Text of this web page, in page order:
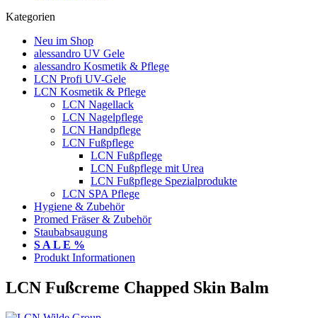
Kategorien
Neu im Shop
alessandro UV Gele
alessandro Kosmetik & Pflege
LCN Profi UV-Gele
LCN Kosmetik & Pflege
LCN Nagellack
LCN Nagelpflege
LCN Handpflege
LCN Fußpflege
LCN Fußpflege
LCN Fußpflege mit Urea
LCN Fußpflege Spezialprodukte
LCN SPA Pflege
Hygiene & Zubehör
Promed Fräser & Zubehör
Staubabsaugung
S A L E %
Produkt Informationen
LCN Fußcreme Chapped Skin Balm